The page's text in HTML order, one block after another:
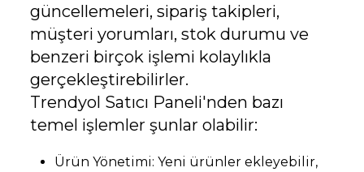
güncellemeleri, sipariş takipleri,
müşteri yorumları, stok durumu ve
benzeri birçok işlemi kolaylıkla
gerçekleştirebilirler.
Trendyol Satıcı Paneli'nden bazı
temel işlemler şunlar olabilir:
Ürün Yönetimi: Yeni ürünler ekleyebilir,